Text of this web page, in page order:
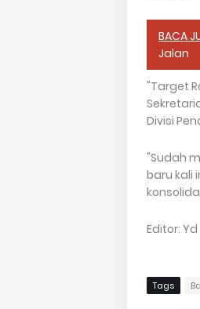
BACA
Jalan
"Target
Divisi
"Sudah
baru kali
Editor: Yd
Tags